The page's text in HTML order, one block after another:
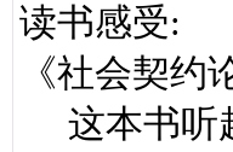
读书感受:
《社会契约
这本书听